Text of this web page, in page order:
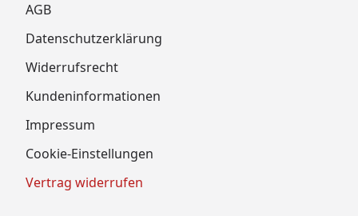
AGB
Datenschutzerklärung
Widerrufsrecht
Kundeninformationen
Impressum
Cookie-Einstellungen
Vertrag widerrufen